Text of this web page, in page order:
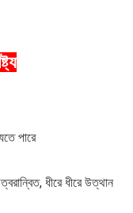
পারে
ধীরে ধীরে উত্থান